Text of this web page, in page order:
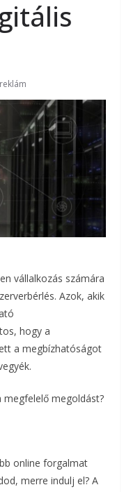
reklám
vállalkozás számára
Azok, akik
hogy a
a megbízhatóságot
megoldást?
online forgalmat
merre indulj el? A